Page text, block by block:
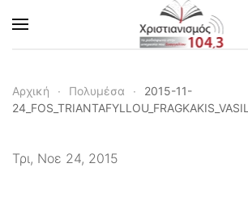
Skip to main content
Αρχική Πολυμέσα
2015-11-
Τρι, Νοε 24, 2015